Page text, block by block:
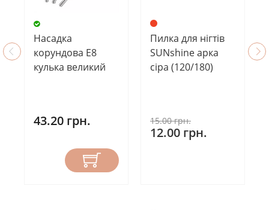
Насадка
корундова Е8
кулька великий
43.20 грн.
Пилка для нігтів
SUNshine арка
сіра (120/180)
15.00 грн.
12.00 грн.